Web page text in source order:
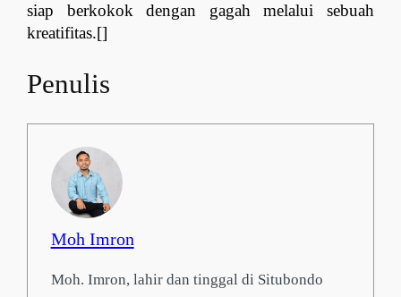
siap berkokok dengan gagah melalui sebuah
kreatifitas.[]
Penulis
Moh Imron
Moh. Imron, lahir dan tinggal di Situbondo